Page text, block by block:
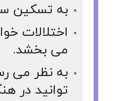
به تسکین
اختلالات
می بخشد.
به نظر می
توانید در